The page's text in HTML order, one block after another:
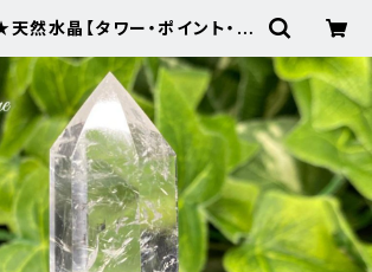
然水晶【タワー・ポイント・原
物 | Noah's Stone ～パワ
ストーン・天然石SHOP～